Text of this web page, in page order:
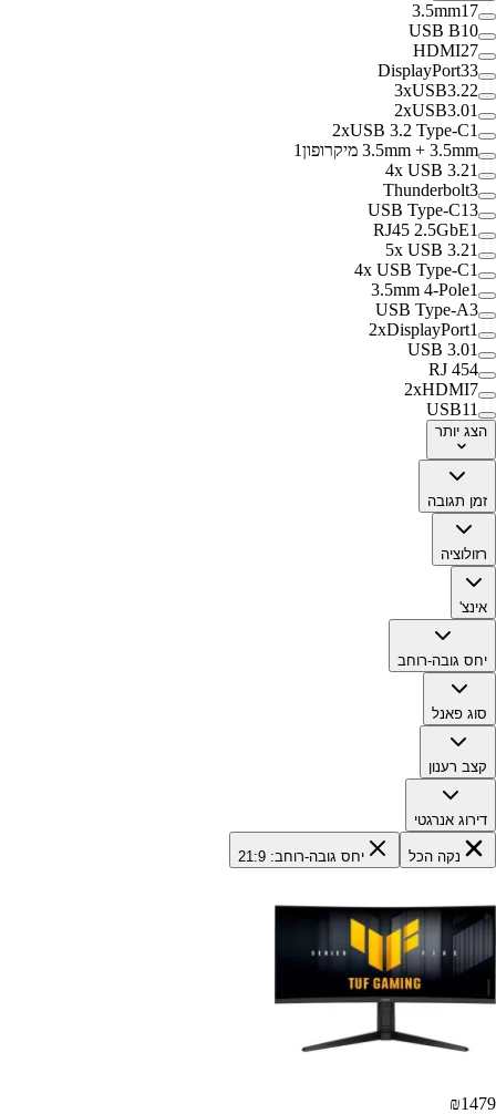
3.5mm17
USB B10
HDMI27
DisplayPort33
3xUSB3.22
2xUSB3.01
2xUSB 3.2 Type-C1
3.5mm + 3.5mm מיקרופון
1
4x USB 3.21
Thunderbolt3
USB Type-C13
RJ45 2.5GbE1
5x USB 3.21
4x USB Type-C1
3.5mm 4-Pole1
USB Type-A3
2xDisplayPort1
USB 3.01
RJ 454
2xHDMI7
USB11
הצג יותר
זמן תגובה
רזולוציה
אינצ'
יחס גובה-רוחב
סוג פאנל
קצב רענון
דירוג אנרגטי
נקה הכל יחס גובה-רוחב: 21:9
₪1479